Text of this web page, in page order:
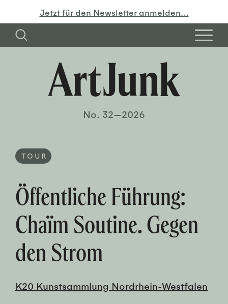
Jetzt für den Newsletter anmelden…
No. 32—2026
TOUR
Öffentliche Führung:
Chaïm Soutine. Gegen
den Strom
K20 Kunstsammlung Nordrhein-Westfalen